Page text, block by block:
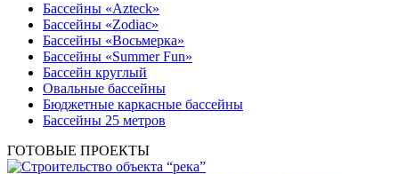
Бассейны «Azteck»
Бассейны «Zodiac»
Бассейны «Восьмерка»
Бассейны «Summer Fun»
Бассейн круглый
Овальные бассейны
Бюджетные каркасные бассейны
Бассейны 25 метров
ГОТОВЫЕ ПРОЕКТЫ